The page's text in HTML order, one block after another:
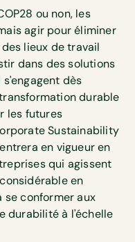
ou non, les
agir pour éliminer
lieux de travail
dans des solutions
dès
durable
les futures
Sustainability
en vigueur en
qui agissent
en
se conformer aux
durabilité à l'échelle